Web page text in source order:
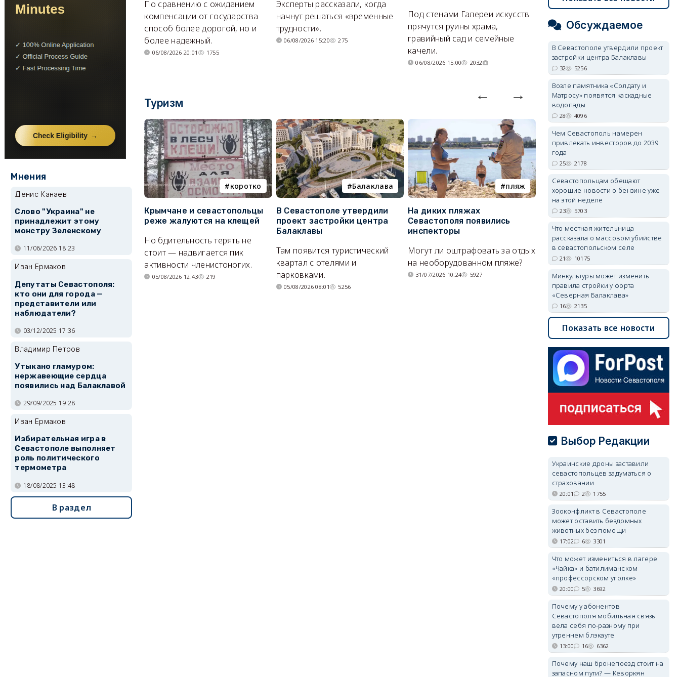
По сравнению с ожиданием
компенсации от государства
способ более дорогой, но и
более надежный.
06/08/2026 20:01 1755
Эксперты рассказали, когда
начнут решаться «временные
трудности».
06/08/2026 15:20 275
Под стенами Галереи искусств
прячутся руины храма,
гравийный сад и семейные
качели.
06/08/2026 15:00 2032
А где — несоизмеримо меньше.
Туризм
коротко
Крымчане и севастопольцы
реже жалуются на клещей
Но бдительность терять не
стоит — надвигается пик
активности членистоногих.
05/08/2026 12:43 219
Балаклава
В Севастополе утвердили
проект застройки центра
Балаклавы
Там появится туристический
квартал с отелями и
парковками.
05/08/2026 08:01 5256
пляж
На диких пляжах
Севастополя появились
инспекторы
Могут ли оштрафовать за отдых
на необорудованном пляже?
31/07/2026 10:24 5927
туризм
Двух москвичей на
сапбордах унесло от берега
Крыма на километр в море
Спасатели благополучно
вернули туристов обратно на
сушу.
29/07/2026 17:03 6380
Мнения
Денис Канаев
Слово "Украина" не
принадлежит этому
монстру Зеленскому
11/06/2026 18:23
Иван Ермаков
Депутаты Севастополя:
кто они для города —
представители или
наблюдатели?
03/12/2025 17:36
Владимир Петров
Утыкано гламуром:
нержавеющие сердца
появились над Балаклавой
29/09/2025 19:28
Иван Ермаков
Избирательная игра в
Севастополе выполняет
роль политического
термометра
18/08/2025 13:48
В раздел
Обсуждаемое
В Севастополе утвердили проект
застройки центра Балаклавы
32 5256
Возле памятника «Солдату и
Матросу» появятся каскадные
водопады
28 4096
Чем Севастополь намерен
привлекать инвесторов до 2039
года
25 2178
Севастопольцам обещают
хорошие новости о бензине уже
на этой неделе
23 5703
Что местная жительница
рассказала о массовом убийстве
в севастопольском селе
21 10175
Минкультуры может изменить
правила стройки у форта
«Северная Балаклава»
16 2135
Показать все новости
Выбор Редакции
Украинские дроны заставили
севастопольцев задуматься о
страховании
20:01 2 1755
Зооконфликт в Севастополе
может оставить бездомных
животных без помощи
17:02 6 3301
Что может измениться в лагере
«Чайка» и батилиманском
«профессорском уголке»
20:00 5 3692
Почему у абонентов
Севастополя мобильная связь
вела себя по-разному при
утреннем блэкауте
13:00 16 6362
Почему наш бронепоезд стоит на
запасном пути? — Кеворкян